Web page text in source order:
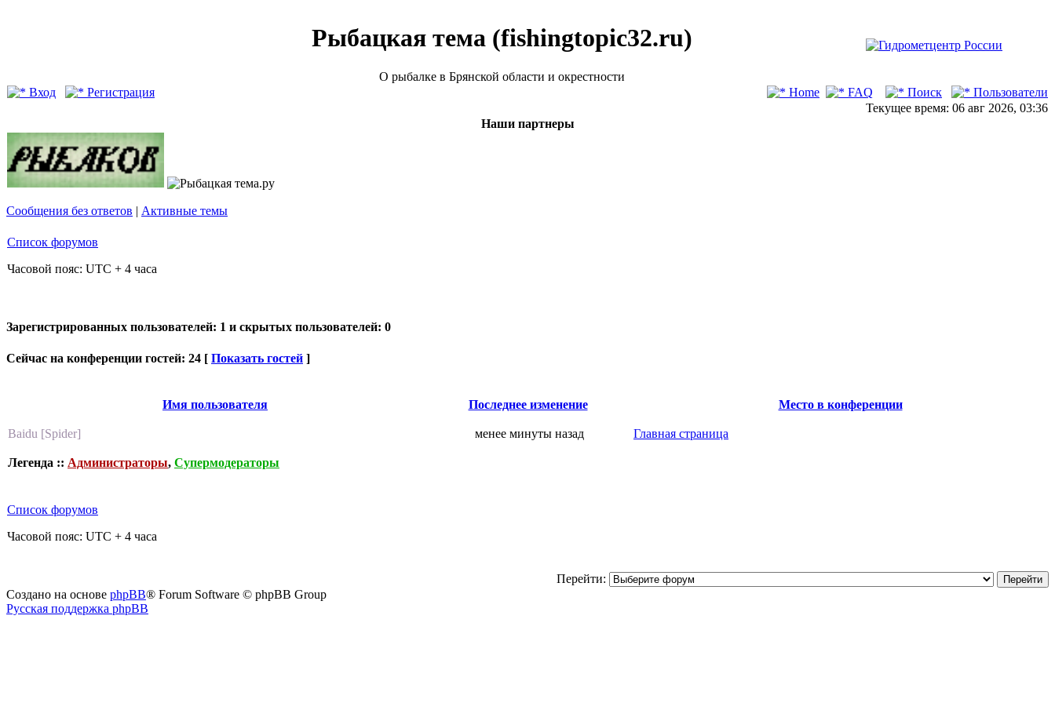
Рыбацкая тема (fishingtopic32.ru)
О рыбалке в Брянской области и окрестности
Вход
Регистрация Home FAQ Поиск
Пользователи
Текущее время: 06 авг 2026, 03:36
Наши партнеры
Сообщения без ответов | Активные темы
Список форумов
Часовой пояс: UTC + 4 часа
Зарегистрированных пользователей: 1 и скрытых пользователей: 0
Сейчас на конференции гостей: 24 [ Показать гостей ]
Имя пользователя Последнее изменение Место в конференции
Baidu [Spider] менее минуты назад Главная страница
Легенда :: Администраторы, Супермодераторы
Список форумов
Часовой пояс: UTC + 4 часа
Перейти:
Создано на основе phpBB® Forum Software © phpBB Group
Русская поддержка phpBB